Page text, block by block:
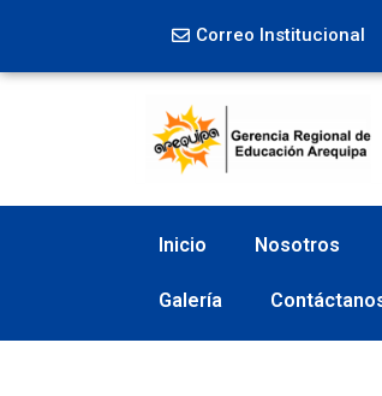
Correo Institucional
Inicio Nosotros
Galería